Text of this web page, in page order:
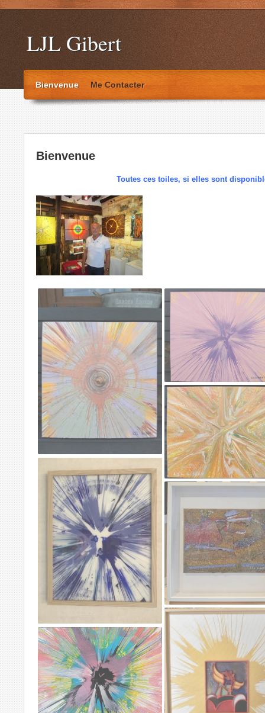
LJL Gibert
Bienvenue Me Contacter
Bienvenue
Toutes ces toiles, si elles sont